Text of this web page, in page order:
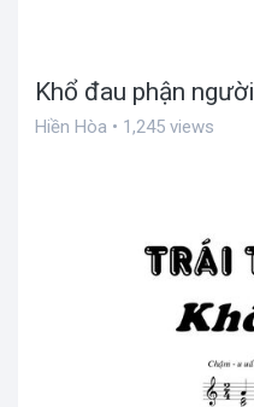
Khổ đau phận người
Hiền Hòa • 1,245 views